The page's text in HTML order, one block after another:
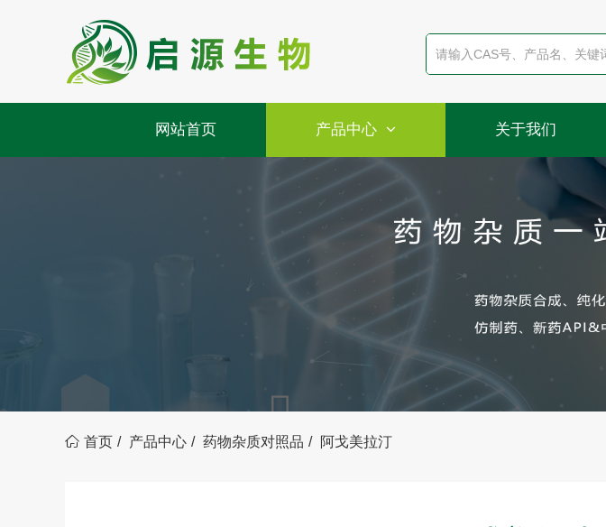
网站首页 产品中心 关于我们
首页 产品中心 药物杂质对照品 阿戈美拉汀